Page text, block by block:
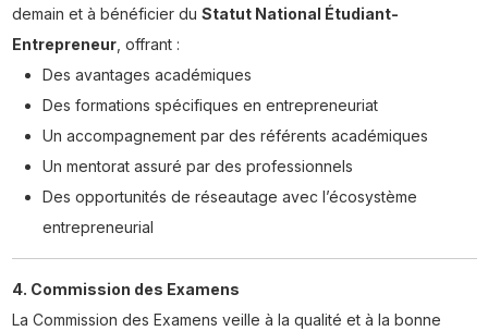
demain et à bénéficier du Statut National Étudiant-
Entrepreneur, offrant :
Des avantages académiques
Des formations spécifiques en entrepreneuriat
Un accompagnement par des référents académiques
Un mentorat assuré par des professionnels
Des opportunités de réseautage avec l’écosystème
entrepreneurial
4. Commission des Examens
La Commission des Examens veille à la qualité et à la bonne